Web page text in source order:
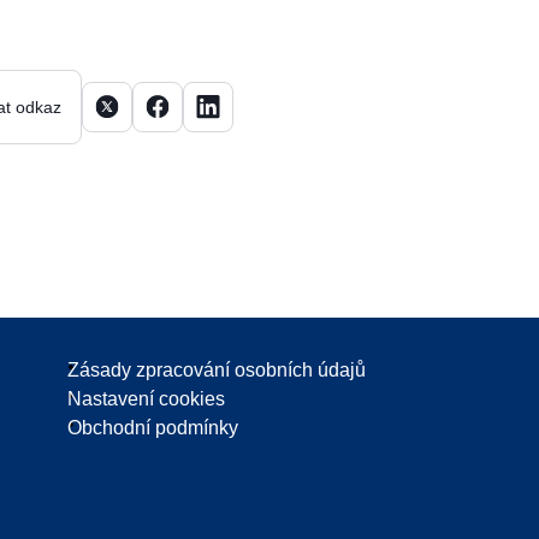
odkaz Sdílet článek na X
Sdílet článek na Facebooku
Sdílet článek na LinkedInu
Zásady zpracování osobních údajů
Nastavení cookies
Obchodní podmínky